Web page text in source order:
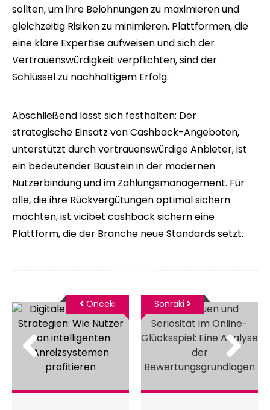
sollten, um ihre Belohnungen zu maximieren und
gleichzeitig Risiken zu minimieren. Plattformen, die
eine klare Expertise aufweisen und sich der
Vertrauenswürdigkeit verpflichten, sind der
Schlüssel zu nachhaltigem Erfolg.
Abschließend lässt sich festhalten: Der
strategische Einsatz von Cashback-Angeboten,
unterstützt durch vertrauenswürdige Anbieter, ist
ein bedeutender Baustein in der modernen
Nutzerbindung und im Zahlungsmanagement. Für
alle, die ihre Rückvergütungen optimal sichern
möchten, ist vicibet cashback sichern eine
Plattform, die der Branche neue Standards setzt.
Önceki Sonraki